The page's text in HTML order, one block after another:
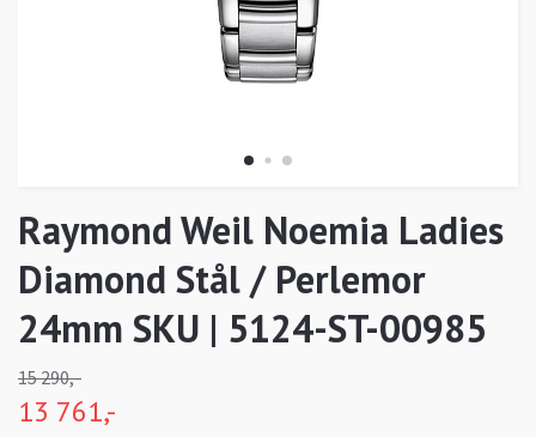
Raymond Weil Noemia Ladies
Diamond Stål / Perlemor
24mm SKU | 5124-ST-00985
15 290,-
13 761,-